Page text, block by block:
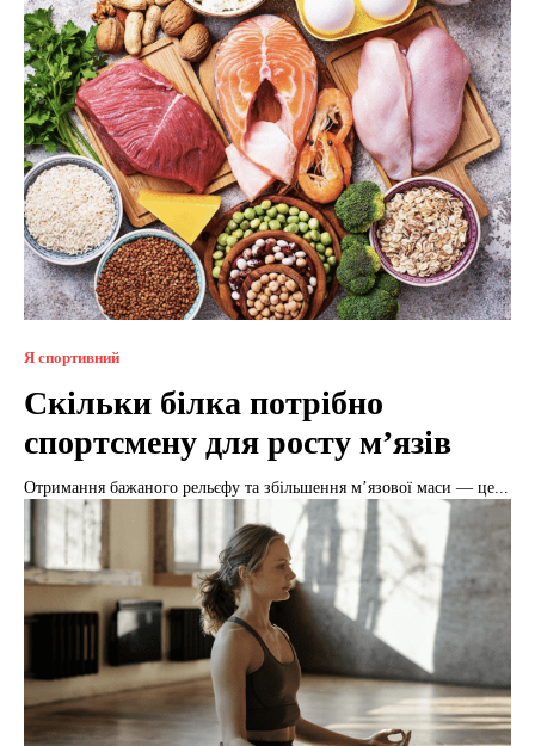
Я спортивний
Скільки білка потрібно
спортсмену для росту м’язів
Отримання бажаного рельєфу та збільшення м’язової маси — це...